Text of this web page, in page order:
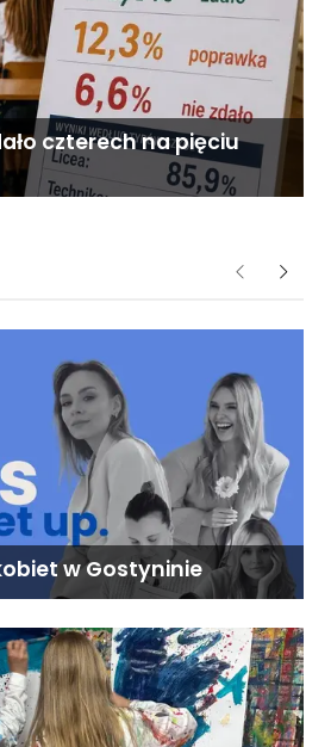
czterech na pięciu
Poprzednie
w Gostyninie